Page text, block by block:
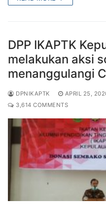
DPP IKAPTK
melakukan aksi
menanggulangi
DPNIKAPTK APRIL 25,
3,614 COMMENTS